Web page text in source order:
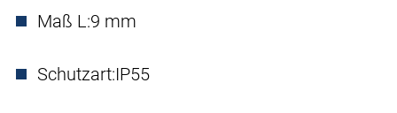
Maß L:9 mm
Schutzart:IP55